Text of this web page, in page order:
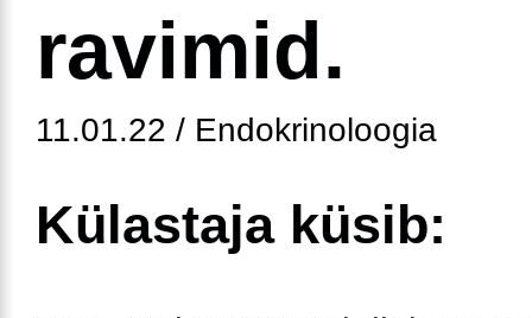
ravimid.
11.01.22 / Endokrinoloogia
Külastaja küsib: